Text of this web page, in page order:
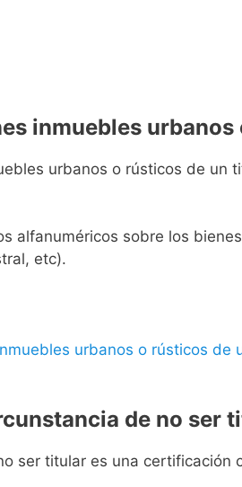
inmuebles
urbanos o rústicos de un
alfanuméricos sobre los
etc).
urbanos o rústicos
de no ser
ser titular es una